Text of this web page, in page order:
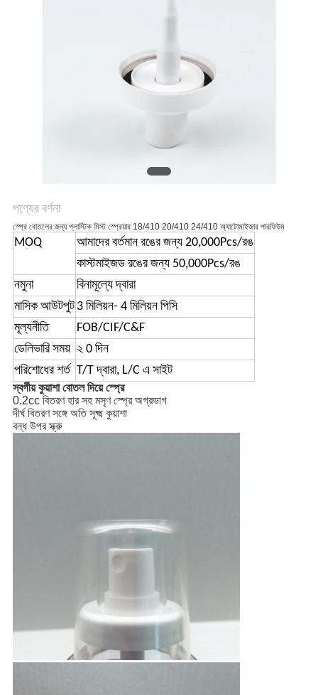
পণ্যের বর্ণনা
স্প্রে বোতলের জন্য প্লাস্টিক মিস্ট স্প্রেয়ার 18/410 20/410 24/410 অ্যাটোমাইজার পারফিউম
MOQ
আমাদের বর্তমান রঙের জন্য 20,000Pcs/রঙ
কাস্টমাইজড রঙের জন্য 50,000Pcs/রঙ
নমুনা
বিনামূল্যে দ্বারা
মাসিক আউটপুট 3 মিলিয়ন- 4 মিলিয়ন পিসি
মূল্যনীতি
FOB/CIF/C&F
ডেলিভারি সময় ২ 0 দিন
পরিশোধের শর্ত T/T দ্বারা, L/C এ সাইট
স্বর্গীয় কুয়াশা বোতল দিয়ে স্প্রে
0.2cc বিতরণ হার সহ মসৃণ স্প্রে অগ্রভাগ
দীর্ঘ বিতরণ সঙ্গে অতি সূক্ষ্ম কুয়াশা
বন্ধ উপর স্ক্রু